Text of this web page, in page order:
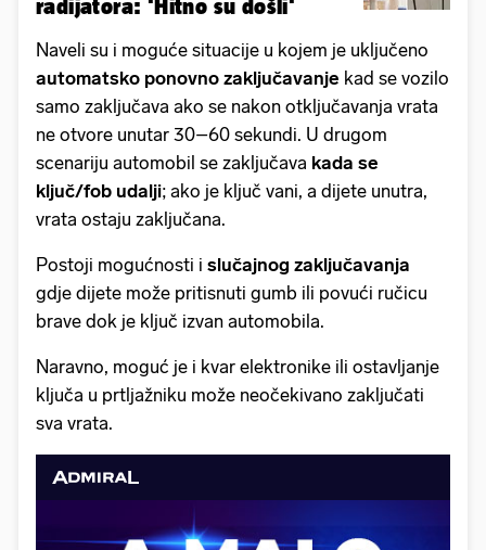
radijatora: 'Hitno su došli'
Naveli su i moguće situacije u kojem je uključeno
automatsko ponovno zaključavanje kad se vozilo
samo zaključava ako se nakon otključavanja vrata
ne otvore unutar 30–60 sekundi. U drugom
scenariju automobil se zaključava kada se
ključ/fob udalji; ako je ključ vani, a dijete unutra,
vrata ostaju zaključana.
Postoji mogućnosti i slučajnog zaključavanja
gdje dijete može pritisnuti gumb ili povući ručicu
brave dok je ključ izvan automobila.
Naravno, moguć je i kvar elektronike ili ostavljanje
ključa u prtljažniku može neočekivano zaključati
sva vrata.